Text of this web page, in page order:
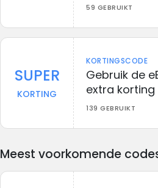
59 GEBRUIKT
SUPER
KORTING
KORTINGSCODE
Gebruik de
extra korting
139 GEBRUIKT
Meest voorkomende